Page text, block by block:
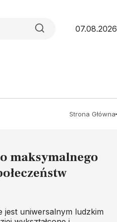
07.08.2026
Strona Główna
maksymalnego
jest uniwersalnym ludzkim